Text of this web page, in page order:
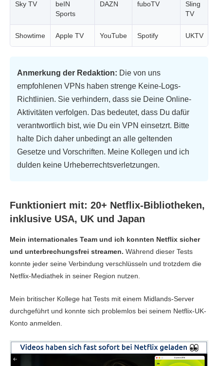
Sky TV
beIN
Sports
DAZN fuboTV
Sling
TV
Showtime Apple TV YouTube Spotify UKTV
Anmerkung der Redaktion: Die von uns
empfohlenen VPNs haben strenge Keine-Logs-
Richtlinien. Sie verhindern, dass sie Deine Online-
Aktivitäten verfolgen. Das bedeutet, dass Du dafür
verantwortlich bist, wie Du ein VPN einsetzrt. Bitte
halte Dich daher unbedingt an alle geltenden
Gesetze und Vorschriften. Meine Kollegen und ich
dulden keine Urheberrechtsverletzungen.
Funktioniert mit: 20+ Netflix-Bibliotheken,
inklusive USA, UK und Japan
Mein internationales Team und ich konnten Netflix sicher
und unterbrechungsfrei streamen. Während dieser Tests
konnte jeder seine Verbindung verschlüsseln und trotzdem die
Netflix-Mediathek in seiner Region nutzen.
Mein britischer Kollege hat Tests mit einem Midlands-Server
durchgeführt und konnte sich problemlos bei seinem Netflix-UK-
Konto anmelden.